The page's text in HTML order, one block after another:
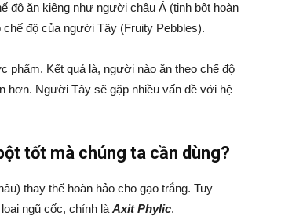
độ ăn kiêng như người châu Á (tinh bột hoàn
độ của người Tây (Fruity Pebbles).
phẩm. Kết quả là, người nào ăn theo chế độ
hơn. Người Tây sẽ gặp nhiều vấn đề với hệ
tốt mà chúng ta cần dùng?
thay thế hoàn hảo cho gạo trắng. Tuy
ngũ cốc, chính là Axit Phylic.